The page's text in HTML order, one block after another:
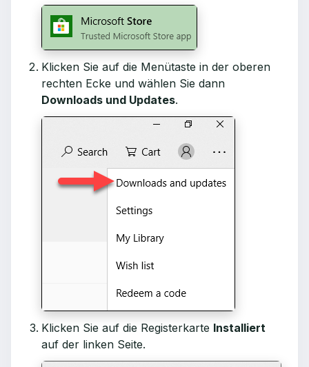
Klicken Sie auf die Menütaste in der oberen
rechten Ecke und wählen Sie dann
Downloads und Updates.
Klicken Sie auf die Registerkarte Installiert
auf der linken Seite.